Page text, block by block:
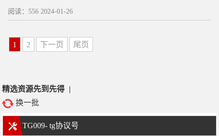
阅读：556 2024-01-26
1 2 下一页 尾页
精选资源先到先得 |
换一批
TG009- tg协议号